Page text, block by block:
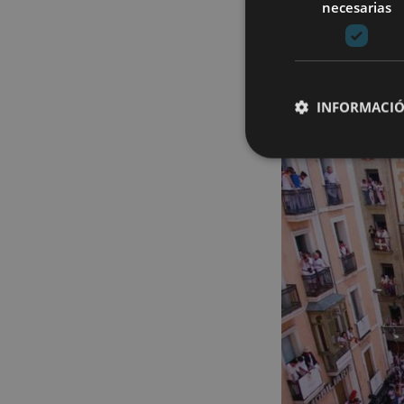
Pamplona se
ciudad entera
necesarias
Cookies
Las cookies
gestión de cuentas.
Nombre
JSESSIONID